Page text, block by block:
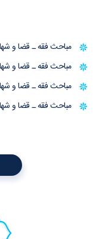
مباحث فقه ـ قضا و شهادت ـ
مباحث فقه ـ قضا و شهادت ـ
مباحث فقه ـ قضا و شهادت ـ
مباحث فقه ـ قضا و شهادت ـ